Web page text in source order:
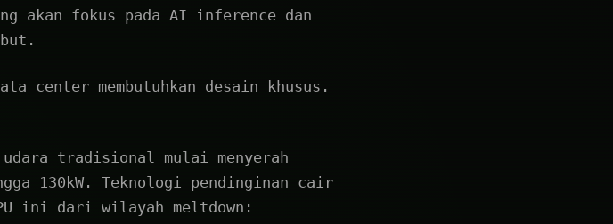
akan fokus pada AI inference dan
center membutuhkan desain khusus.
udara tradisional mulai menyerah
130kW. Teknologi pendinginan cair
ini dari wilayah meltdown: